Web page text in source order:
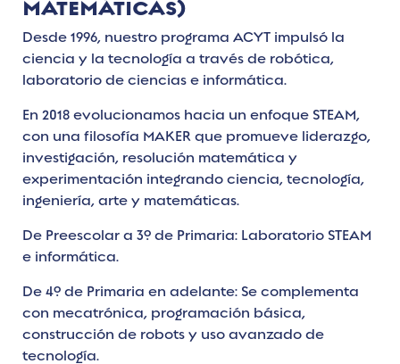
MATEMÁTICAS)
Desde 1996, nuestro programa ACYT impulsó la
ciencia y la tecnología a través de robótica,
laboratorio de ciencias e informática.
En 2018 evolucionamos hacia un enfoque STEAM
con una filosofía MAKER que promueve liderazgo,
investigación, resolución matemática y
experimentación integrando ciencia, tecnología,
ingeniería, arte y matemáticas.
De Preescolar a 3º de Primaria: Laboratorio STEAM
e informática.
De 4º de Primaria en adelante: Se complementa
con mecatrónica, programación básica,
construcción de robots y uso avanzado de
tecnología.